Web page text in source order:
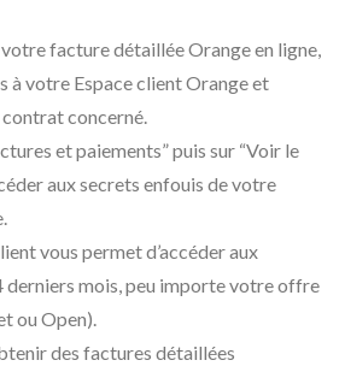
facture détaillée Orange en ligne,
à votre Espace client Orange et
concerné.
et paiements” puis sur “Voir le
aux secrets enfouis de votre
vous permet d’accéder aux
derniers mois, peu importe votre offre
ou Open).
des factures détaillées